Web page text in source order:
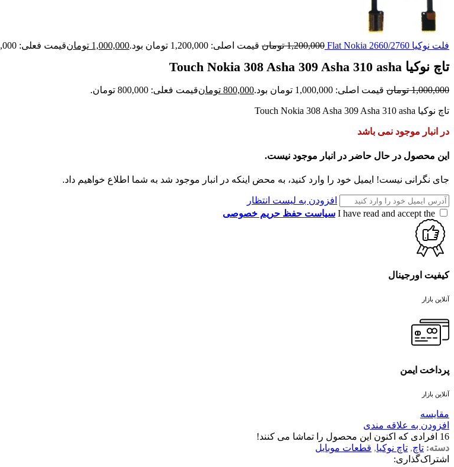
فلت نوکیا Flat Nokia 2660/2760 1,200,000 تومان قیمت اصلی: 1,200,000 تومان بود. 1,000,000 تومانقیمت فعلی: 1,000,000 تومان.
تاچ نوکیا Touch Nokia 308 Asha 309 Asha 310 asha
1,000,000 تومان قیمت اصلی: 1,000,000 تومان بود. 800,000 تومانقیمت فعلی: 800,000 تومان.
تاچ نوکیا Touch Nokia 308 Asha 309 Asha 310 asha
در انبار موجود نمی باشد
این محصول در حال حاضر در انبار موجود نیست.
جای نگرانی نیست! ایمیل خود را وارد کنید، به محض اینکه در انبار موجود شد به شما اطلاع خواهیم داد.
افزودن به لیست انتظار
I have read and accept the سیاست حفظ حریم خصوصی
کیفیت اورجینال
آنلاین بازار
پرداخت ایمن
آنلاین بازار
مقايسه
افزودن به علاقه مندی
16 افرادی که اکنون این محصول را تماشا می کنند!
دسته: تاچ, تاچ نوکیا, قطعات موبایل
اشتراک‌گذاری: